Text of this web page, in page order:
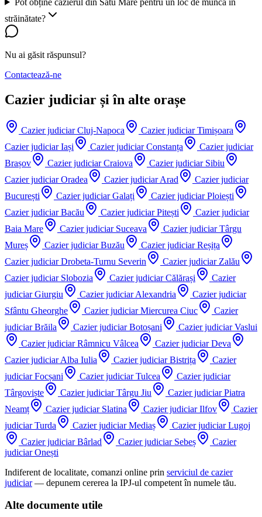
străinătate?
Nu ai găsit răspunsul?
Contactează-ne
Cazier judiciar și în alte orașe
Cazier judiciarCluj-Napoca Cazier judiciarTimișoara
Cazier judiciarIași Cazier judiciarConstanța
Cazier judiciar
Brașov
Cazier judiciarCraiova Cazier judiciar Sibiu
Cazier judiciarOradea Cazier judiciarArad
Cazier judiciar
București
Cazier judiciarGalați Cazier judiciarPloiești
Cazier judiciarBacău Cazier judiciarPitești
Cazier judiciar
Baia Mare
Cazier judiciar Suceava Cazier judiciarTârgu
Mureș
Cazier judiciarBuzău Cazier judiciarReșița
Cazier judiciarDrobeta-Turnu Severin Cazier judiciar Zalău
Cazier judiciar Slobozia Cazier judiciarCălărași
Cazier
judiciarGiurgiu Cazier judiciarAlexandria
Cazier judiciar
Sfântu Gheorghe
Cazier judiciarMiercurea Ciuc
Cazier
judiciarBrăila Cazier judiciarBotoșani Cazier judiciarVaslui
Cazier judiciarRâmnicu Vâlcea Cazier judiciarDeva
Cazier judiciarAlba Iulia Cazier judiciarBistrița
Cazier
judiciarFocșani Cazier judiciarTulcea
Cazier judiciar
Târgoviște
Cazier judiciarTârgu Jiu Cazier judiciarPiatra
Neamț
Cazier judiciar Slatina Cazier judiciarIlfov
Cazier
judiciarTurda Cazier judiciarMediaș Cazier judiciarLugoj
Cazier judiciarBârlad Cazier judiciar Sebeș
Cazier
judiciarOnești
Indiferent de localitate, comanzi online prin serviciul de cazier
judiciar — depunem cererea la IPJ-ul competent în numele tău.
Alte documente utile